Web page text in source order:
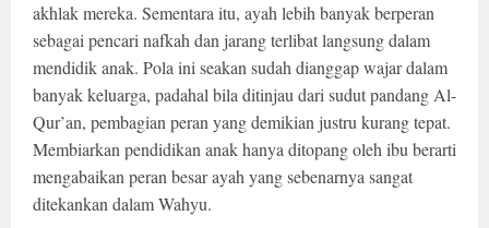
akhlak mereka. Sementara itu, ayah lebih banyak berperan
sebagai pencari nafkah dan jarang terlibat langsung dalam
mendidik anak. Pola ini seakan sudah dianggap wajar dalam
banyak keluarga, padahal bila ditinjau dari sudut pandang Al-
Qur’an, pembagian peran yang demikian justru kurang tepat.
Membiarkan pendidikan anak hanya ditopang oleh ibu berarti
mengabaikan peran besar ayah yang sebenarnya sangat
ditekankan dalam Wahyu.